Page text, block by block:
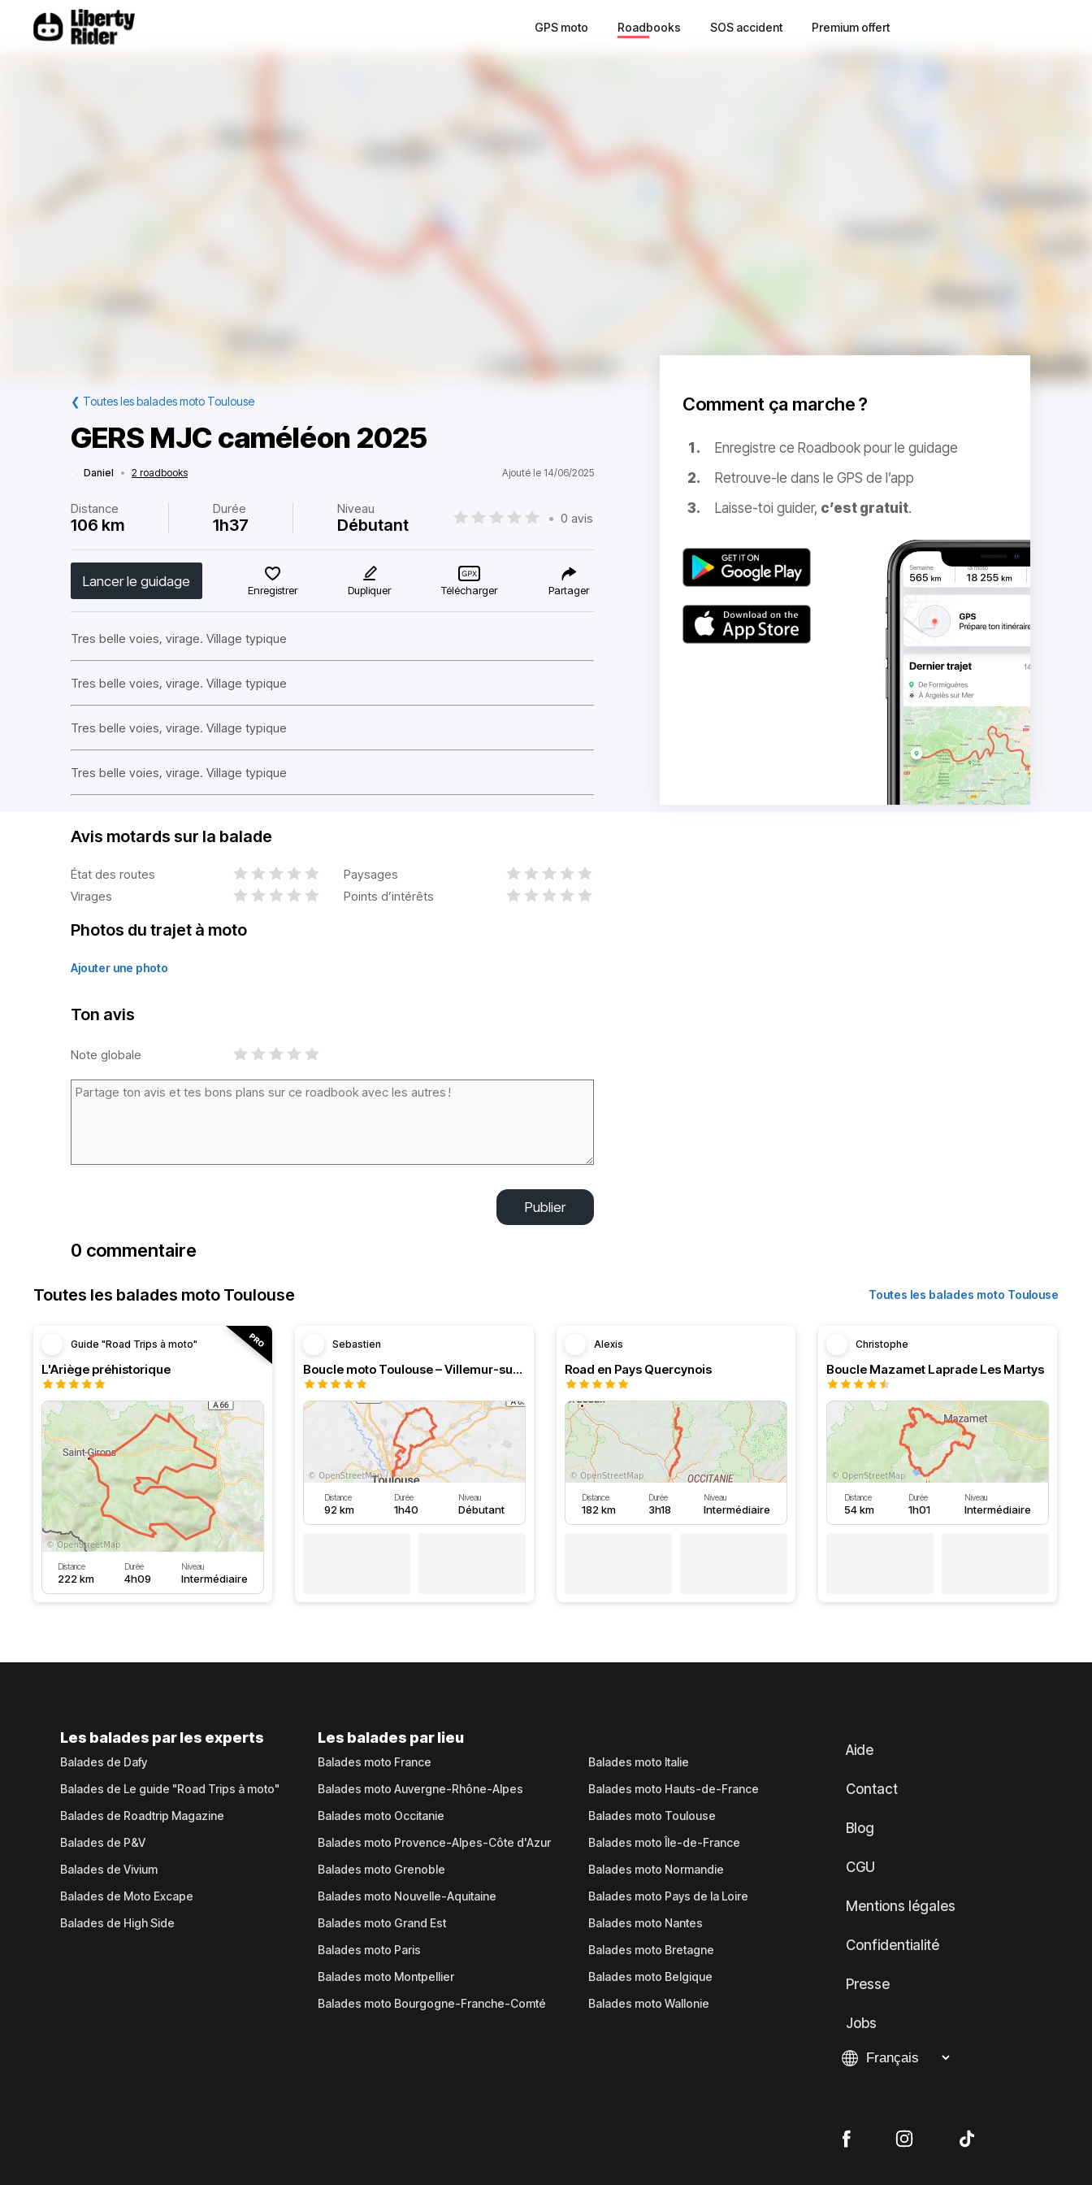
GPS moto Roadbooks SOS accident Premium offert
❮ Toutes les balades moto Toulouse
GERS MJC caméléon 2025
Daniel • 2 roadbooks Ajouté le 14/06/2025
Distance
106 km
Durée
1h37
Niveau
Débutant • 0 avis
Lancer le guidage
Enregistrer Dupliquer Télécharger Partager
Tres belle voies, virage. Village typique
Tres belle voies, virage. Village typique
Tres belle voies, virage. Village typique
Tres belle voies, virage. Village typique
Comment ça marche ?
Enregistre ce Roadbook pour le guidage
Retrouve-le dans le GPS de l’app
Laisse-toi guider, c’est gratuit.
Avis motards sur la balade
État des routes
Paysages
Virages
Points d’intérêts
Photos du trajet à moto
Ajouter une photo
Ton avis
Note globale
Publier
0 commentaire
Toutes les balades moto Toulouse Toutes les balades moto Toulouse
Guide "Road Trips à moto"
L'Ariège préhistorique
Distance
222 km
Durée
4h09
Niveau
Intermédiaire
Sebastien
Boucle moto Toulouse – Villemur-sur-Tarn – Bessières
Distance
92 km
Durée
1h40
Niveau
Débutant
Alexis
Road en Pays Quercynois
Distance
182 km
Durée
3h18
Niveau
Intermédiaire
Christophe
Boucle Mazamet Laprade Les Martys
Distance
54 km
Durée
1h01
Niveau
Intermédiaire
Les balades par les experts
Balades de Dafy
Balades de Le guide "Road Trips à moto"
Balades de Roadtrip Magazine
Balades de P&V
Balades de Vivium
Balades de Moto Excape
Balades de High Side
Les balades par lieu
Balades moto France
Balades moto Auvergne-Rhône-Alpes
Balades moto Occitanie
Balades moto Provence-Alpes-Côte d'Azur
Balades moto Grenoble
Balades moto Nouvelle-Aquitaine
Balades moto Grand Est
Balades moto Paris
Balades moto Montpellier
Balades moto Bourgogne-Franche-Comté
Balades moto Italie
Balades moto Hauts-de-France
Balades moto Toulouse
Balades moto Île-de-France
Balades moto Normandie
Balades moto Pays de la Loire
Balades moto Nantes
Balades moto Bretagne
Balades moto Belgique
Balades moto Wallonie
Aide
Contact
Blog
CGU
Mentions légales
Confidentialité
Presse
Jobs